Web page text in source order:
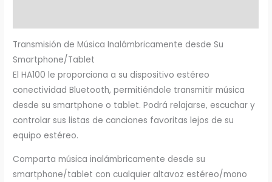
Transmisión de Música Inalámbricamente desde Su
Smartphone/Tablet
El HA100 le proporciona a su dispositivo estéreo
conectividad Bluetooth, permitiéndole transmitir música
desde su smartphone o tablet. Podrá relajarse, escuchar y
controlar sus listas de canciones favoritas lejos de su
equipo estéreo.
Comparta música inalámbricamente desde su
smartphone/tablet con cualquier altavoz estéreo/mono